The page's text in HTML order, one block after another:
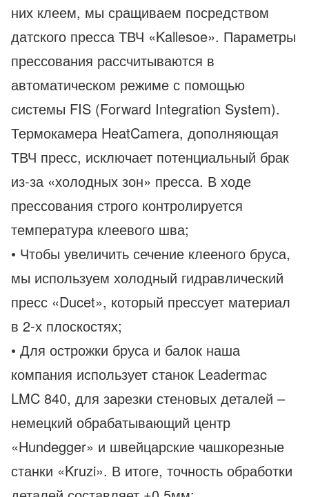
них клеем, мы сращиваем посредством
датского пресса ТВЧ «Kallesoe». Параметры
прессования рассчитываются в
автоматическом режиме с помощью
системы FIS (Forward Integration System).
Термокамера HeatCamera, дополняющая
ТВЧ пресс, исключает потенциальный брак
из-за «холодных зон» пресса. В ходе
прессования строго контролируется
температура клеевого шва;
• Чтобы увеличить сечение клееного бруса,
мы используем холодный гидравлический
пресс «Ducet», который прессует материал
в 2-х плоскостях;
• Для острожки бруса и балок наша
компания использует станок Leadermac
LMC 840, для зарезки стеновых деталей –
немецкий обрабатывающий центр
«Hundegger» и швейцарские чашкорезные
станки «Kruzi». В итоге, точность обработки